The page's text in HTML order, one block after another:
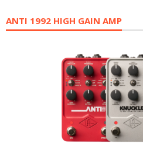
ANTI 1992 HIGH GAIN AMP